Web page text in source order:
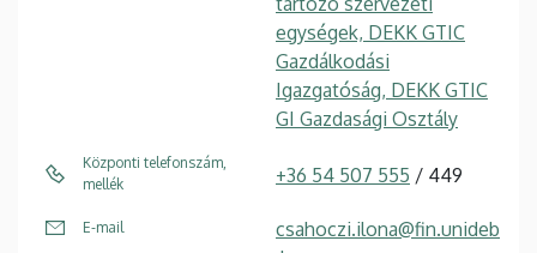
egységek, DEKK GTIC
Gazdálkodási
Igazgatóság, DEKK GTIC
GI Gazdasági Osztály
Központi telefonszám,
mellék
+36 54 507 555 / 449
E-mail
csahoczi.ilona@fin.unideb